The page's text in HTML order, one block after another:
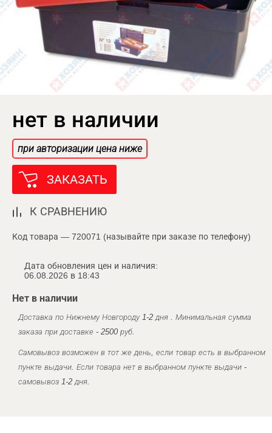
нет в наличии
при авторизации цена ниже
ЗАКАЗАТЬ
К СРАВНЕНИЮ
Код товара — 720071 (называйте при заказе по телефону)
Дата обновления цен и наличия:
06.08.2026 в 18:43
Нет в наличии
Доставка по Нижнему Новгороду 1-2 дня . Минимальная сумма
заказа при доставке - 2500 руб.
Самовывоз возможен в тот же день, если товар есть в выбранном
пункте выдачи. Если товара нет в выбранном пункте выдачи -
самовывоз 1-2 дня.